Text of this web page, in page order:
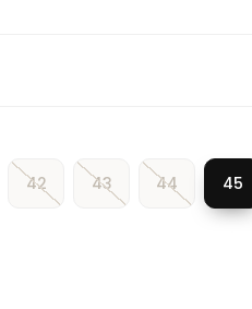
42 43 44 45